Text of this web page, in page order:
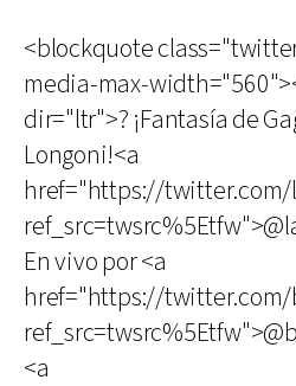
<blockquote
media-max-
dir="ltr">? ¡Fantasía de
Longoni!<a
href="https://
En vivo por <a
href="https://twitter.com/
<a